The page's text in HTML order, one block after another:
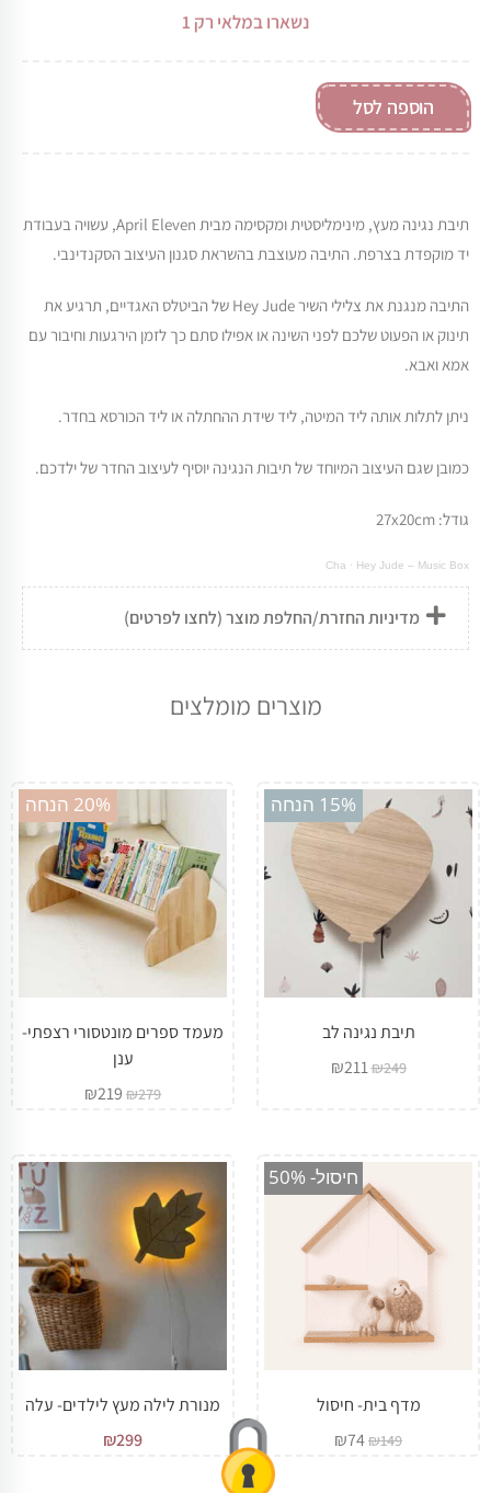
נשארו במלאי רק 1
הוספה לסל
תיבת נגינה מעץ, מינימליסטית ומקסימה מבית April Eleven, עשויה בעבודת
יד מוקפדת בצרפת. התיבה מעוצבת בהשראת סגנון העיצוב הסקנדינבי.
התיבה מנגנת את צלילי השיר Hey Jude של הביטלס האגדיים, תרגיע את
תינוק או הפעוט שלכם לפני השינה או אפילו סתם כך לזמן הירגעות וחיבור עם
אמא ואבא.
ניתן לתלות אותה ליד המיטה, ליד שידת ההחתלה או ליד הכורסא בחדר.
כמובן שגם העיצוב המיוחד של תיבות הנגינה יוסיף לעיצוב החדר של ילדכם.
גודל: 27x20cm
Cha · Hey Jude – Music Box
מדיניות החזרת/החלפת מוצר (לחצו לפרטים)
מוצרים מומלצים
15% הנחה
תיבת נגינה לב
₪249
₪211
20% הנחה
מעמד ספרים מונטסורי רצפתי-
ענן
₪279
₪219
חיסול- 50%
מדף בית- חיסול
₪149
₪74
מנורת לילה מעץ לילדים- עלה
₪299